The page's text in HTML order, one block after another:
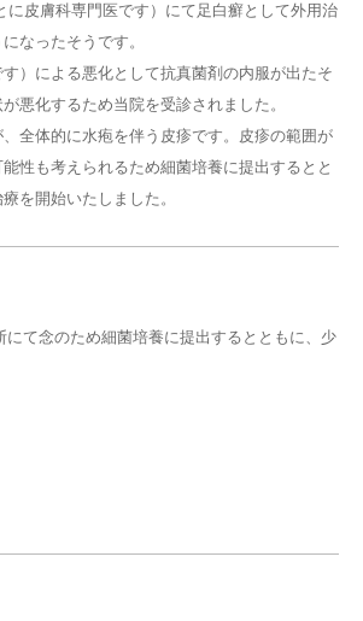
に皮膚科専門医です）にて足白癬として外用治
なったそうです。
）による悪化として抗真菌剤の内服が出たそ
悪化するため当院を受診されました。
全体的に水疱を伴う皮疹です。皮疹の範囲が
性も考えられるため細菌培養に提出するとと
を開始いたしました。
にて念のため細菌培養に提出するとともに、少